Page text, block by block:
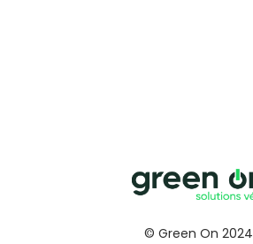
© Green On 2024